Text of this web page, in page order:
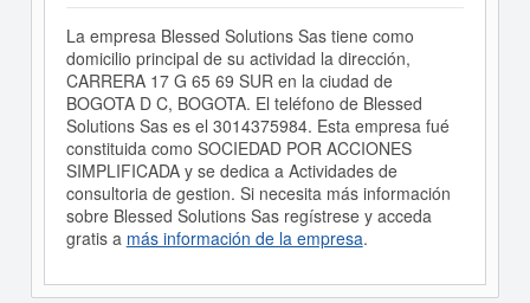
La empresa Blessed Solutions Sas tiene como
domicilio principal de su actividad la dirección,
CARRERA 17 G 65 69 SUR en la ciudad de
BOGOTA D C, BOGOTA. El teléfono de Blessed
Solutions Sas es el 3014375984. Esta empresa fué
constituida como SOCIEDAD POR ACCIONES
SIMPLIFICADA y se dedica a Actividades de
consultoria de gestion. Si necesita más información
sobre Blessed Solutions Sas regístrese y acceda
gratis a más información de la empresa.